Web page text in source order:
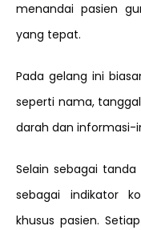
menandai pasien
yang tepat.
Pada gelang ini
seperti nama,
darah dan informasi-
Selain sebagai
sebagai indikator
khusus pasien.